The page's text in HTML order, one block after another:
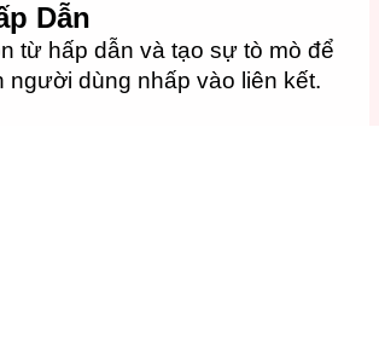
Dẫn
từ hấp dẫn và tạo sự tò mò để
người dùng nhấp vào liên kết.